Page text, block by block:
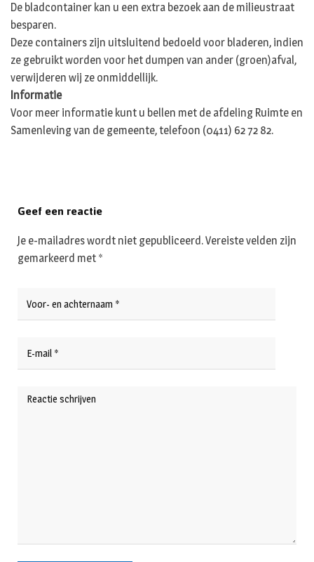
De bladcontainer kan u een extra bezoek aan de milieustraat
besparen.
Deze containers zijn uitsluitend bedoeld voor bladeren, indien
ze gebruikt worden voor het dumpen van ander (groen)afval,
verwijderen wij ze onmiddellijk.
Informatie
Voor meer informatie kunt u bellen met de afdeling Ruimte en
Samenleving van de gemeente, telefoon (0411) 62 72 82.
Geef een reactie
Je e-mailadres wordt niet gepubliceerd.Vereiste velden zijn
gemarkeerd met *